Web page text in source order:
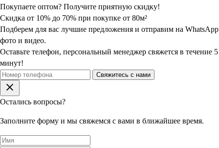
Покупаете оптом? Получите приятную скидку!
Скидка от 10% до 70% при покупке от 80м²
Подберем для вас лучшие предложения и отправим на WhatsApp
фото и видео.
Оставьте телефон, персональный менеджер свяжется в течение 5
минут!
Свяжитесь с нами
Остались вопросы?
Заполните форму и мы свяжемся с вами в ближайшее время.